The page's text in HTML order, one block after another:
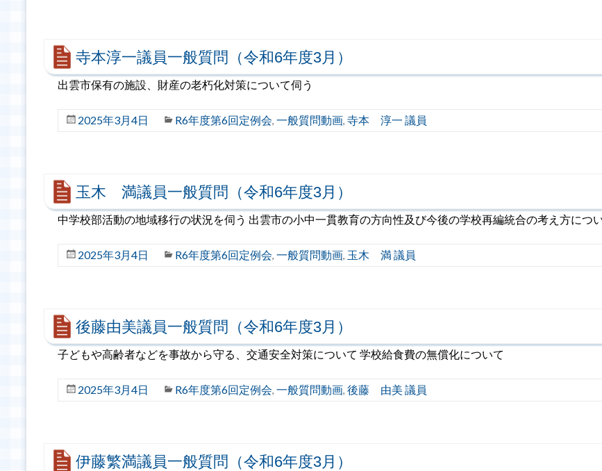
寺本淳一議員一般質問（令和6年度3月）
出雲市保有の施設、財産の老朽化対策について伺う
2025年3月4日 R6年度第6回定例会, 一般質問動画, 寺本 淳一 議員
玉木 満議員一般質問（令和6年度3月）
中学校部活動の地域移行の状況を伺う 出雲市の小中一貫教育の方向性及び今後の学校再編統合の考え方につ
2025年3月4日 R6年度第6回定例会, 一般質問動画, 玉木 満 議員
後藤由美議員一般質問（令和6年度3月）
子どもや高齢者などを事故から守る、交通安全対策について 学校給食費の無償化について
2025年3月4日 R6年度第6回定例会, 一般質問動画, 後藤 由美 議員
伊藤繁満議員一般質問（令和6年度3月）